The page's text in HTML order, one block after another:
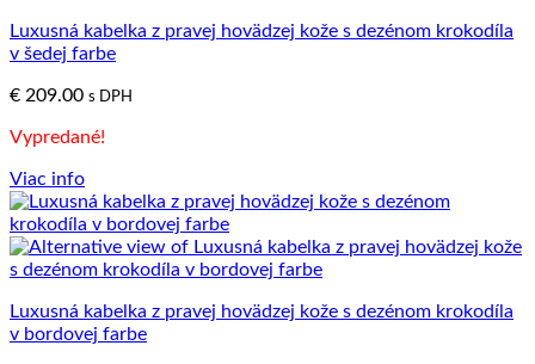
Luxusná kabelka z pravej hovädzej kože s dezénom krokodíla
v šedej farbe
€ 209.00 s DPH
Vypredané!
Viac info
Luxusná kabelka z pravej hovädzej kože s dezénom krokodíla
v bordovej farbe